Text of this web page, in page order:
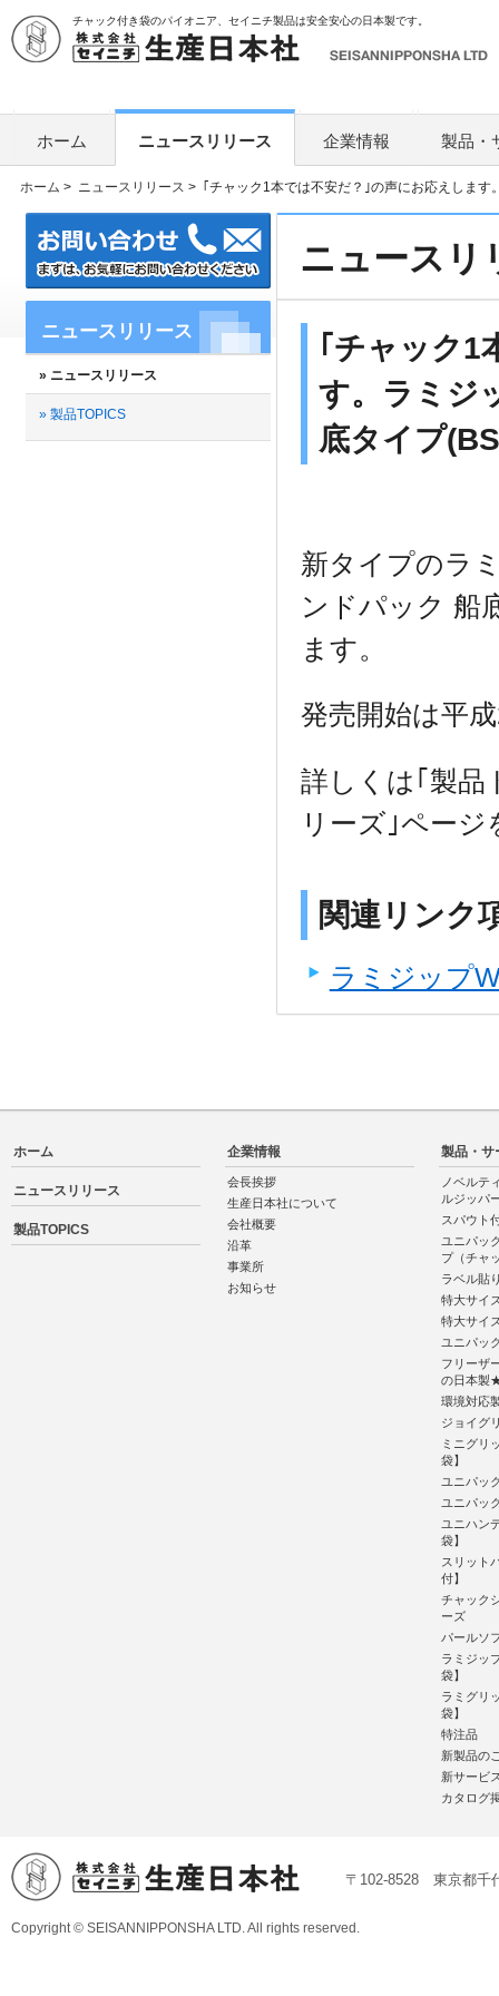
チャック付き袋のパイオニア、セイニチ製品は安全安心の日本製です。
ホーム ニュースリリース 企業情報 製品・
ホーム > ニュースリリース > ｢チャック1本では不安だ？｣の声にお応えしま
ニュースリリース
» ニュースリリース
» 製品TOPICS
ニュースリ
｢チャック1
す。ラミジ
底タイプ
新タイプのラ
ンドパック 船
ます。
発売開始は平
詳しくは｢製品
リーズ｣ペー
関連リンク
ラミジップ
ホーム
ニュースリリース
製品TOPICS
企業情報
会長挨拶
生産日本社について
会社概要
沿革
事業所
お知らせ
製品・サ
ノベルテ
ルジッパ
スパウ
ユニパッ
プ（チャ
ラベル貼
特大サイ
特大サイ
ユニパッ
フリーザ
の日
環境対応
ジョイグ
ミニグリ
袋】
ユニパッ
ユニパッ
ユニハン
袋】
スリット
付】
チャック
ーズ
パールソ
ラミジッ
袋】
ラミグリ
袋】
特注品
新製品の
新サービ
カタログ
〒102-8528 東京都
Copyright © SEISANNIPPONSHA LTD. All rights reserved.